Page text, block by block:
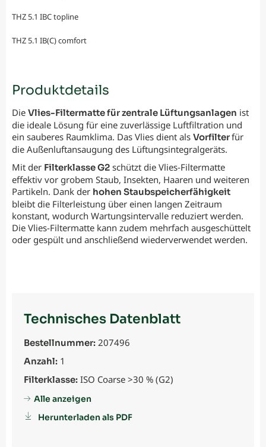
THZ 5.1 IBC topline
THZ 5.1 IB(C) comfort
Produktdetails
Die Vlies-Filtermatte für zentrale Lüftungsanlagen ist
die ideale Lösung für eine zuverlässige Luftfiltration und
ein sauberes Raumklima. Das Vlies dient als Vorfilterfür
die Außenluftansaugung des Lüftungsintegralgeräts.
Mit der Filterklasse G2 schützt die Vlies-Filtermatte
effektiv vor grobem Staub, Insekten, Haaren und weiteren
Partikeln. Dank der hohen Staubspeicherfähigkeit
bleibt die Filterleistung über einen langen Zeitraum
konstant, wodurch Wartungsintervalle reduziert werden.
Die Vlies-Filtermatte kann zudem mehrfach ausgeschüttelt
oder gespült und anschließend wiederverwendet werden.
Technisches Datenblatt
Bestellnummer: 207496
Anzahl: 1
Filterklasse: ISO Coarse >30 % (G2)
Alle anzeigen
Herunterladen als PDF